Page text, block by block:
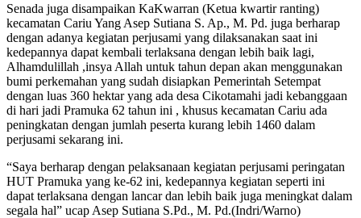
Senada juga disampaikan KaKwarran (Ketua kwartir ranting)
kecamatan Cariu Yang Asep Sutiana S. Ap., M. Pd. juga berharap
dengan adanya kegiatan perjusami yang dilaksanakan saat ini
kedepannya dapat kembali terlaksana dengan lebih baik lagi,
Alhamdulillah ,insya Allah untuk tahun depan akan menggunakan
bumi perkemahan yang sudah disiapkan Pemerintah Setempat
dengan luas 360 hektar yang ada desa Cikotamahi jadi kebanggaan
di hari jadi Pramuka 62 tahun ini , khusus kecamatan Cariu ada
peningkatan dengan jumlah peserta kurang lebih 1460 dalam
perjusami sekarang ini.
“Saya berharap dengan pelaksanaan kegiatan perjusami peringatan
HUT Pramuka yang ke-62 ini, kedepannya kegiatan seperti ini
dapat terlaksana dengan lancar dan lebih baik juga meningkat dalam
segala hal” ucap Asep Sutiana S.Pd., M. Pd.(Indri/Warno)